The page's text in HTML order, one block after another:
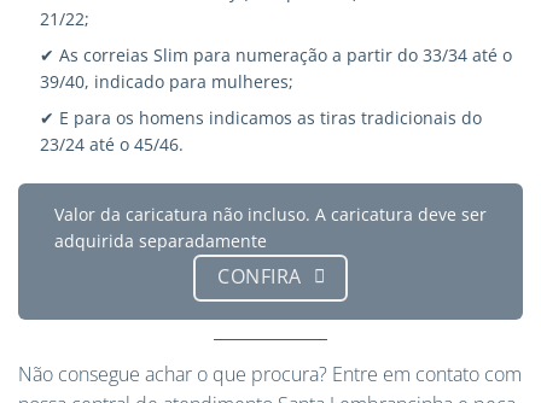
21/22;
✔ As correias Slim para numeração a partir do 33/34 até o
39/40, indicado para mulheres;
✔ E para os homens indicamos as tiras tradicionais do
23/24 até o 45/46.
Valor da caricatura não incluso. A caricatura deve ser
adquirida separadamente
CONFIRA
Não consegue achar o que procura? Entre em contato com